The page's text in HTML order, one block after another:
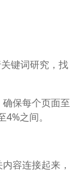
键词研究，找
保每个页面至
之间。
容连接起来，